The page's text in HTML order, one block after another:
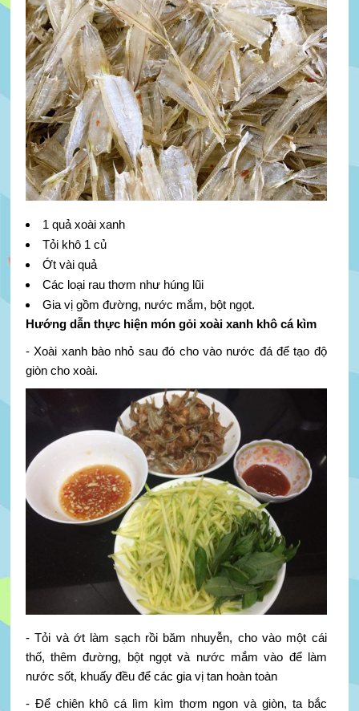
1 quả xoài xanh
Tỏi khô 1 củ
Ớt vài quả
Các loại rau thơm như húng lũi
Gia vị gồm đường, nước mắm, bột ngọt.
Hướng dẫn thực hiện món gỏi xoài xanh khô cá kìm
- Xoài xanh bào nhỏ sau đó cho vào nước đá để tạo độ
giòn cho xoài.
- Tỏi và ớt làm sạch rồi băm nhuyễn, cho vào một cái
thố, thêm đường, bột ngọt và nước mắm vào để làm
nước sốt, khuấy đều để các gia vị tan hoàn toàn
- Để chiên khô cá lìm kìm thơm ngon và giòn, ta bắc